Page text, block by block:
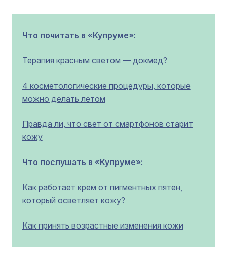
Что почитать в «Купруме»:
Терапия красным светом — докмед?
4 косметологические процедуры, которые
можно делать летом
Правда ли, что свет от смартфонов старит
кожу
Что послушать в «Купруме»:
Как работает крем от пигментных пятен,
который осветляет кожу?
Как принять возрастные изменения кожи